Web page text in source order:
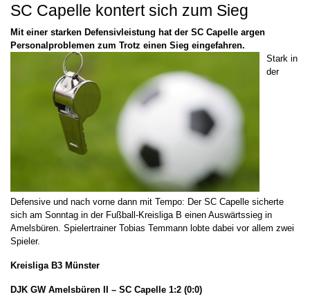
SC Capelle kontert sich zum Sieg
Mit einer starken Defensivleistung hat der SC Capelle argen
Personalproblemen zum Trotz einen Sieg eingefahren.
Stark in
der
Defensive und nach vorne dann mit Tempo: Der SC Capelle sicherte
sich am Sonntag in der Fußball-Kreisliga B einen Auswärtssieg in
Amelsbüren. Spielertrainer Tobias Temmann lobte dabei vor allem zwei
Spieler.
Kreisliga B3 Münster
DJK GW Amelsbüren II – SC Capelle 1:2 (0:0)